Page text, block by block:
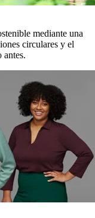
mediante una
circulares y el
antes.